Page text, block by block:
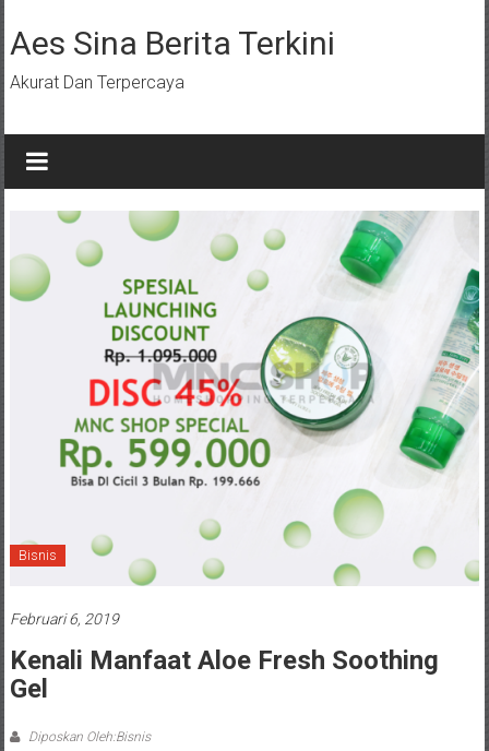
ke
konten
Aes Sina Berita Terkini
Akurat Dan Terpercaya
Bisnis
Februari 6, 2019
Kenali Manfaat Aloe Fresh Soothing
Gel
Diposkan Oleh:Bisnis